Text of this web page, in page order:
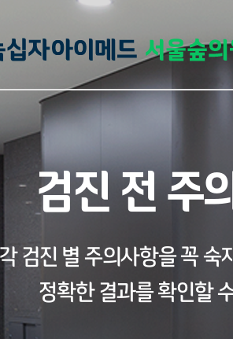
검진 전 주
각 검진 별 주의사항을 꼭 숙
정확한 결과를 확인할